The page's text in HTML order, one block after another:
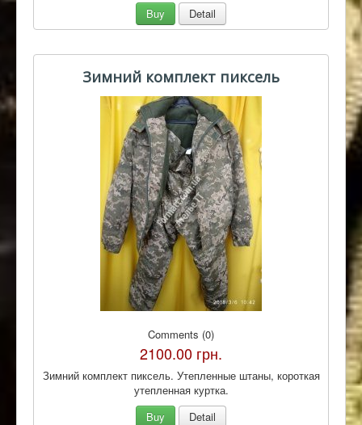
Buy
Detail
Зимний комплект пиксель
Comments (0)
2100.00 грн.
Зимний комплект пиксель. Утепленные штаны, короткая
утепленная куртка.
Buy
Detail